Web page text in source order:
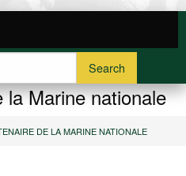
la Marine nationale
DE LA MARINE NATIONALE